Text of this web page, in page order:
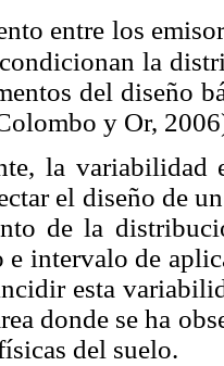
entre los
la
del diseño
y Or,
la variabilidad
el diseño de
de la
e intervalo de
esta
donde se ha
del suelo.